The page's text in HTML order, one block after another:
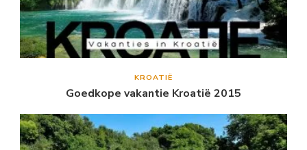
KROATIË
Goedkope vakantie Kroatië 2015